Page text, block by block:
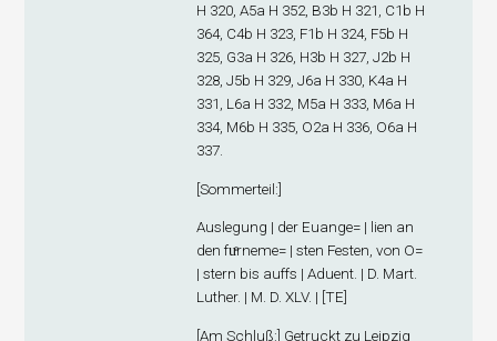
H 320, A5a H 352, B3b H 321, C1b H
364, C4b H 323, F1b H 324, F5b H
325, G3a H 326, H3b H 327, J2b H
328, J5b H 329, J6a H 330, K4a H
331, L6a H 332, M5a H 333, M6a H
334, M6b H 335, O2a H 336, O6a H
337.
[Sommerteil:]
Auslegung | der Euange= | lien an
den fuͤrneme= | sten Festen, von O=
| stern bis auffs | Aduent. | D. Mart.
Luther. | M. D. XLV. | [TE]
[Am Schluß:] Getruckt zu Leipzig